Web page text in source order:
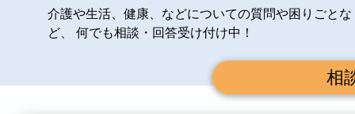
介護や生活、健康、などについての質問や困りごとな
ど、 何でも相談・回答受け付け中！
相